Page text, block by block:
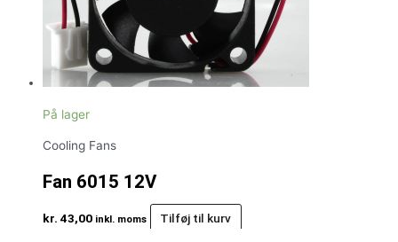
På lager
Cooling Fans
Fan 6015 12V
kr. 43,00 inkl. moms Tilføj til kurv